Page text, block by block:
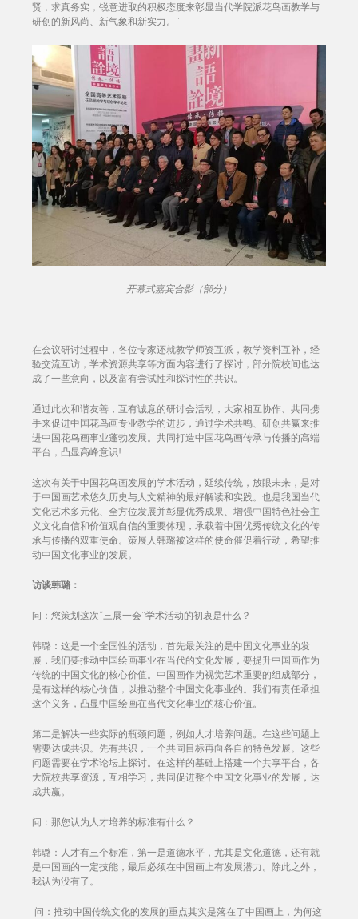
贤，求真务实，锐意进取的积极态度来彰显当代学院派花鸟画教学与
研创的新风尚、新气象和新实力。”
开幕式嘉宾合影（部分）
在会议研讨过程中，各位专家还就教学师资互派，教学资料互补，经
验交流互访，学术资源共享等方面内容进行了探讨，部分院校间也达
成了一些意向，以及富有尝试性和探讨性的共识。
通过此次和谐友善，互有诚意的研讨会活动，大家相互协作、共同携
手来促进中国花鸟画专业教学的进步，通过学术共鸣、研创共赢来推
进中国花鸟画事业蓬勃发展。共同打造中国花鸟画传承与传播的高端
平台，凸显高峰意识!
这次有关于中国花鸟画发展的学术活动，延续传统，放眼未来，是对
于中国画艺术悠久历史与人文精神的最好解读和实践。也是我国当代
文化艺术多元化、全方位发展并彰显优秀成果、增强中国特色社会主
义文化自信和价值观自信的重要体现，承载着中国优秀传统文化的传
承与传播的双重使命。策展人韩璐被这样的使命催促着行动，希望推
动中国文化事业的发展。
访谈韩璐：
问：您策划这次“三展一会”学术活动的初衷是什么？
韩璐：这是一个全国性的活动，首先最关注的是中国文化事业的发
展，我们要推动中国绘画事业在当代的文化发展，要提升中国画作为
传统的中国文化的核心价值。中国画作为视觉艺术重要的组成部分，
是有这样的核心价值，以推动整个中国文化事业的。我们有责任承担
这个义务，凸显中国绘画在当代文化事业的核心价值。
第二是解决一些实际的瓶颈问题，例如人才培养问题。在这些问题上
需要达成共识。先有共识，一个共同目标再向各自的特色发展。这些
问题需要在学术论坛上探讨。在这样的基础上搭建一个共享平台，各
大院校共享资源，互相学习，共同促进整个中国文化事业的发展，达
成共赢。
问：那您认为人才培养的标准有什么？
韩璐：人才有三个标准，第一是道德水平，尤其是文化道德，还有就
是中国画的一定技能，最后必须在中国画上有发展潜力。除此之外，
我认为没有了。
问：推动中国传统文化的发展的重点其实是落在了中国画上，为何这